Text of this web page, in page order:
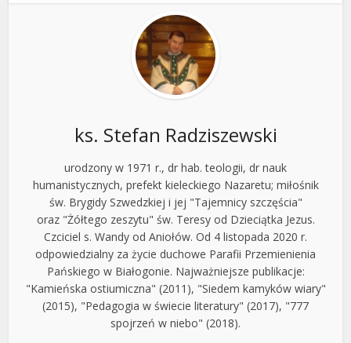
ks. Stefan Radziszewski
urodzony w 1971 r., dr hab. teologii, dr nauk
humanistycznych, prefekt kieleckiego Nazaretu; miłośnik
św. Brygidy Szwedzkiej i jej "Tajemnicy szczęścia"
oraz "Żółtego zeszytu" św. Teresy od Dzieciątka Jezus.
Czciciel s. Wandy od Aniołów. Od 4 listopada 2020 r.
odpowiedzialny za życie duchowe Parafii Przemienienia
Pańskiego w Białogonie. Najważniejsze publikacje:
"Kamieńska ostiumiczna" (2011), "Siedem kamyków wiary"
(2015), "Pedagogia w świecie literatury" (2017), "777
spojrzeń w niebo" (2018).